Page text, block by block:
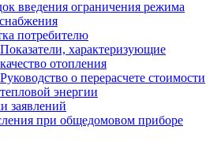
введения ограничения режима
потребителю
Показатели, характеризующие
качество отопления
Руководство о перерасчете стоимости
тепловой энергии
заявлений
при общедомовом приборе